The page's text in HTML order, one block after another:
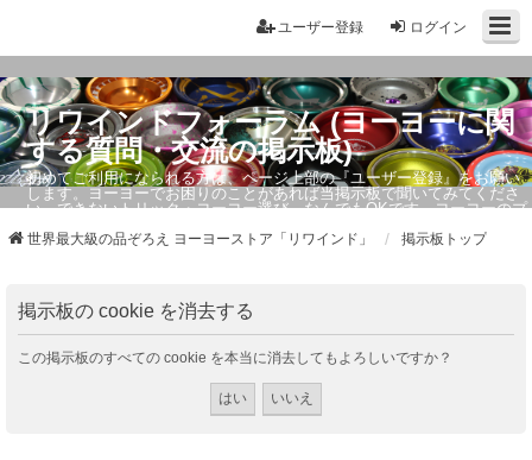
ログイン
ユーザー登録
リワインドフォーラム (ヨーヨーに関
する質問・交流の掲示板)
初めてご利用になられる方は、ページ上部の『ユーザー登録』をお願い
します。ヨーヨーでお困りのことがあれば当掲示板で聞いてみてくださ
い。できないトリック・ヨーヨー選び、なんでもOKです。ヨーヨーのプ
世界最大級の品ぞろえ ヨーヨーストア「リワインド」 掲示板トップ
掲示板の cookie を消去する
この掲示板のすべての cookie を本当に消去してもよろしいですか？